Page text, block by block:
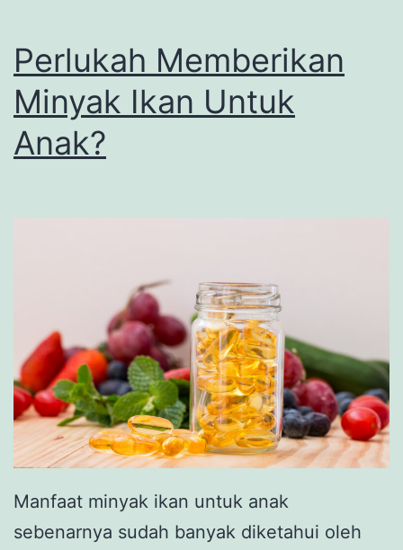
Perlukah Memberikan
Minyak Ikan Untuk
Anak?
Manfaat minyak ikan untuk anak
sebenarnya sudah banyak diketahui oleh